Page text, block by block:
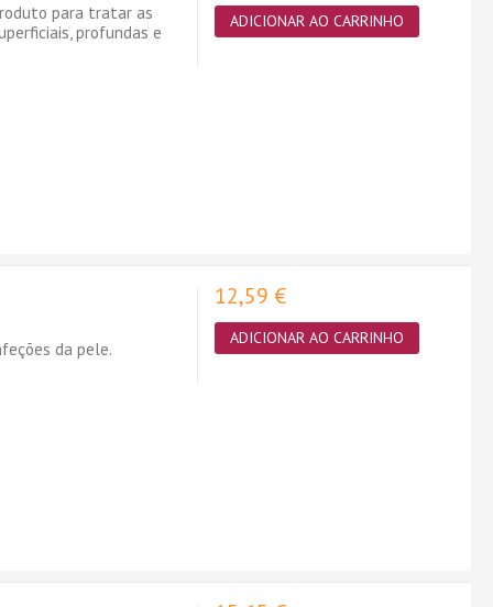
para tratar as
profundas e
ADICIONAR AO CARRINHO
da pele.
12,59 €
ADICIONAR AO CARRINHO